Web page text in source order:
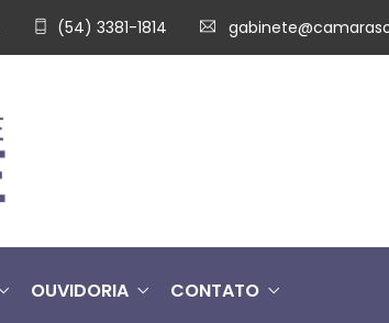
(54) 3381-1814
OUVIDORIA CONTATO